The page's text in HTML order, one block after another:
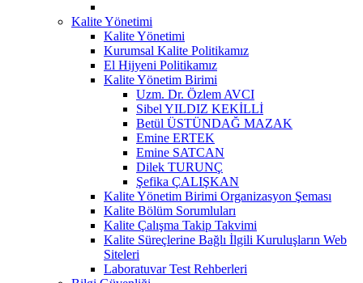
Kalite Yönetimi
Kalite Yönetimi
Kurumsal Kalite Politikamız
El Hijyeni Politikamız
Kalite Yönetim Birimi
Uzm. Dr. Özlem AVCI
Sibel YILDIZ KEKİLLİ
Betül ÜSTÜNDAĞ MAZAK
Emine ERTEK
Emine SATCAN
Dilek TURUNÇ
Şefika ÇALIŞKAN
Kalite Yönetim Birimi Organizasyon Şeması
Kalite Bölüm Sorumluları
Kalite Çalışma Takip Takvimi
Kalite Süreçlerine Bağlı İlgili Kuruluşların Web
Siteleri
Laboratuvar Test Rehberleri